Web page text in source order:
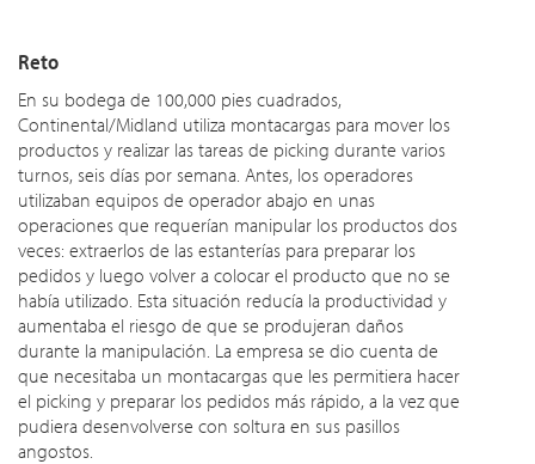
Reto
En su bodega de 100,000 pies cuadrados,
Continental/Midland utiliza montacargas para mover los
productos y realizar las tareas de picking durante varios
turnos, seis días por semana. Antes, los operadores
utilizaban equipos de operador abajo en unas
operaciones que requerían manipular los productos dos
veces: extraerlos de las estanterías para preparar los
pedidos y luego volver a colocar el producto que no se
había utilizado. Esta situación reducía la productividad y
aumentaba el riesgo de que se produjeran daños
durante la manipulación. La empresa se dio cuenta de
que necesitaba un montacargas que les permitiera hacer
el picking y preparar los pedidos más rápido, a la vez que
pudiera desenvolverse con soltura en sus pasillos
angostos.